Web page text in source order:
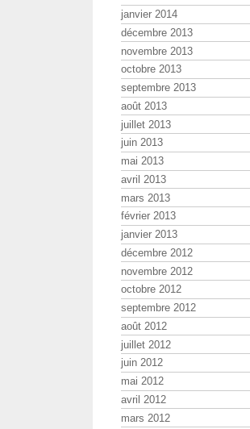
janvier 2014
décembre 2013
novembre 2013
octobre 2013
septembre 2013
août 2013
juillet 2013
juin 2013
mai 2013
avril 2013
mars 2013
février 2013
janvier 2013
décembre 2012
novembre 2012
octobre 2012
septembre 2012
août 2012
juillet 2012
juin 2012
mai 2012
avril 2012
mars 2012